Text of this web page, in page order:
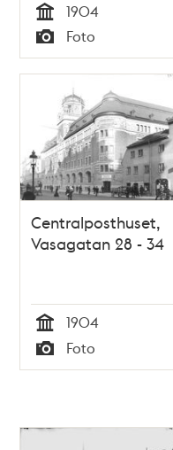
Tid
1904
Typ
Foto
Centralposthuset,
Vasagatan 28 - 34
Tid
1904
Typ
Foto